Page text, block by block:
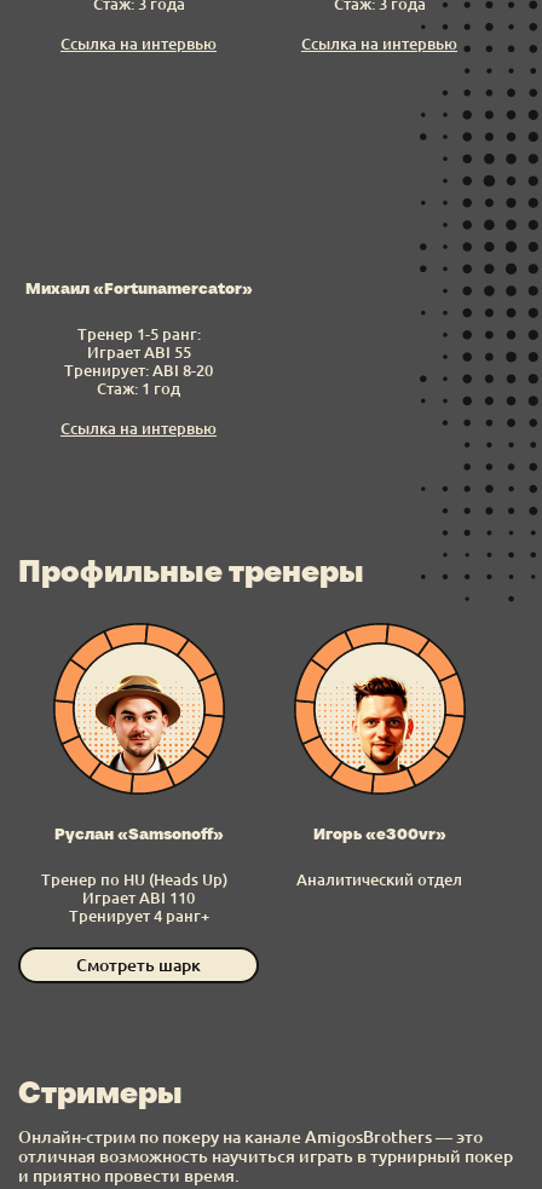
Ссылка на интервью
Ссылка на интервью
Михаил «Fortunamercator»
Тренер 1-5 ранг:
Играет ABI 55
Тренирует: ABI 8-20
Стаж: 1 год
Ссылка на интервью
Профильные тренеры
Руслан «Samsonoff»
Тренер по HU (Heads Up)
Играет ABI 110
Тренирует 4 ранг+
Смотреть шарк
Игорь «e300vr»
Аналитический отдел
Стримеры
Онлайн-стрим по покеру на канале AmigosBrothers — это
отличная возможность научиться играть в турнирный покер
и приятно провести время.